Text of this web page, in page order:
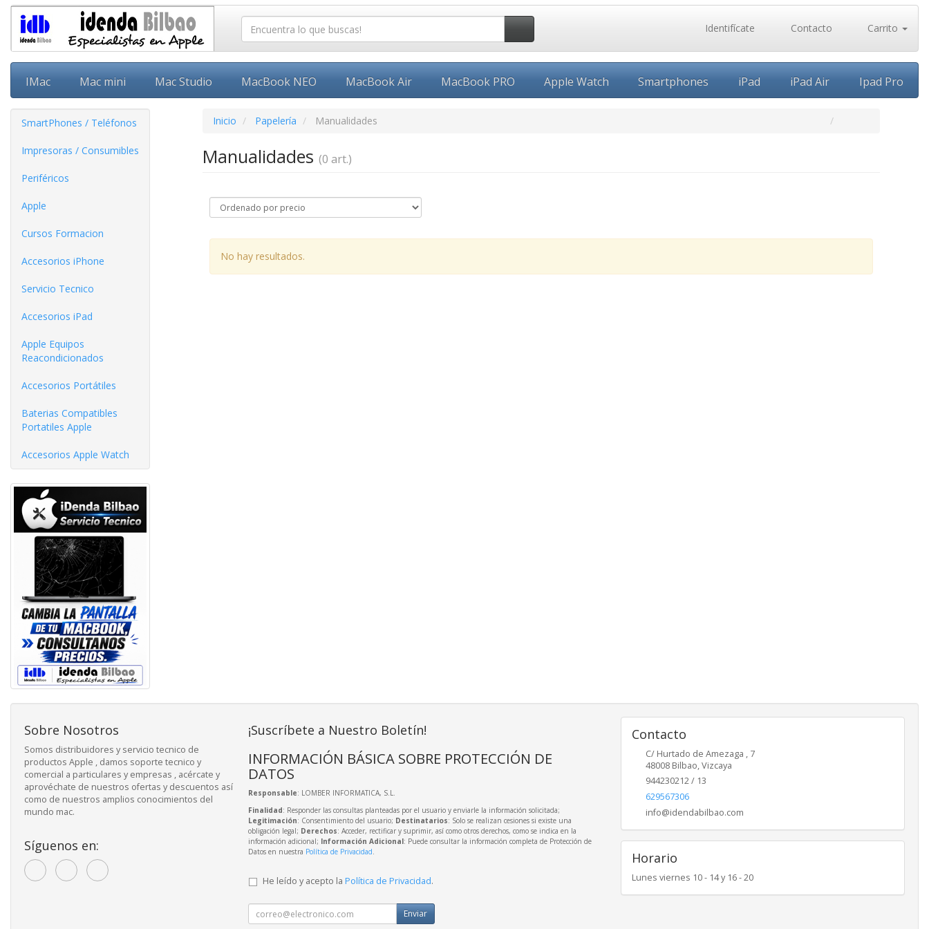
Identifícate Contacto Carrito
IMac Mac mini Mac Studio MacBook NEO MacBook Air MacBook PRO Apple Watch Smartphones iPad iPad Air Ipad Pro
SmartPhones / Teléfonos
Impresoras / Consumibles
Periféricos
Apple
Cursos Formacion
Accesorios iPhone
Servicio Tecnico
Accesorios iPad
Apple Equipos
Reacondicionados
Accesorios Portátiles
Baterias Compatibles
Portatiles Apple
Accesorios Apple Watch
Inicio Papelería Manualidades
Manualidades (0 art.)
No hay resultados.
Sobre Nosotros
Somos distribuidores y servicio tecnico de
productos Apple , damos soporte tecnico y
comercial a particulares y empresas , acércate y
aprovéchate de nuestros ofertas y descuentos así
como de nuestros amplios conocimientos del
mundo mac.
Síguenos en:
¡Suscríbete a Nuestro Boletín!
INFORMACIÓN BÁSICA SOBRE PROTECCIÓN DE
DATOS
Responsable: LOMBER INFORMATICA, S.L.
Finalidad: Responder las consultas planteadas por el usuario y enviarle la información solicitada;
Legitimación: Consentimiento del usuario; Destinatarios: Solo se realizan cesiones si existe una
obligación legal; Derechos: Acceder, rectificar y suprimir, así como otros derechos, como se indica en la
información adicional; Información Adicional: Puede consultar la información completa de Protección de
Datos en nuestra Política de Privacidad.
He leído y acepto la Política de Privacidad.
Enviar
Contacto
C/ Hurtado de Amezaga , 7
48008 Bilbao,Vizcaya
944230212 / 13
629567306
info@idendabilbao.com
Horario
Lunes viernes 10 - 14 y 16 - 20